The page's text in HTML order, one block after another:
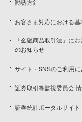
勧誘方針
お客さま対応における基
「金融商品取引法」に
のお知らせ
サイト・SNSのご利用に
証券取引等監視委員会
証券統計ポータルサイト